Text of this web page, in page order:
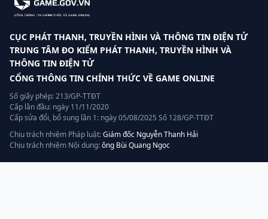
CỤC PHÁT THANH, TRUYỀN HÌNH VÀ THÔNG TIN ĐIỆN TỬ
TRUNG TÂM ĐO KIỂM PHÁT THANH, TRUYỀN HÌNH VÀ
THÔNG TIN ĐIỆN TỬ
CỔNG THÔNG TIN CHÍNH THỨC VỀ GAME ONLINE
Số giấy phép: 213/GP-TTĐT
Cấp lần đầu: ngày 11/11/2020
Cấp sửa đổi, bổ sung lần 1: ngày 05/08/2025 Số 128/GP-TTĐT
Chịu trách nhiệm Pháp luật:Giám đốc Nguyễn Thanh Hải
Chịu trách nhiệm Nội dung:ông Bùi Quang Ngọc